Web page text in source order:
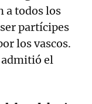
a todos los
partícipes
los vascos.
el